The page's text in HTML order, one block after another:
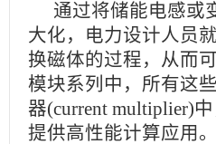
通过将储能电感或
大化，电力设计人员
换磁体的过程，从而
模块系列中，所有这
器(current multiplier)
提供高性能计算应用